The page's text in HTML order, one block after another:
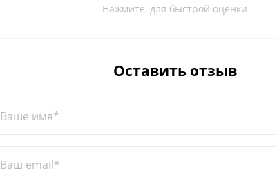
Нажмите, для быстрой оценки
Оставить отзыв
Ваше имя*
Ваш email*